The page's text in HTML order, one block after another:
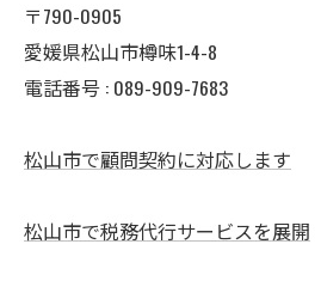
〒790-0905
愛媛県松山市樽味1-4-8
電話番号 : 089-909-7683
松山市で顧問契約に対応します
松山市で税務代行サービスを展開